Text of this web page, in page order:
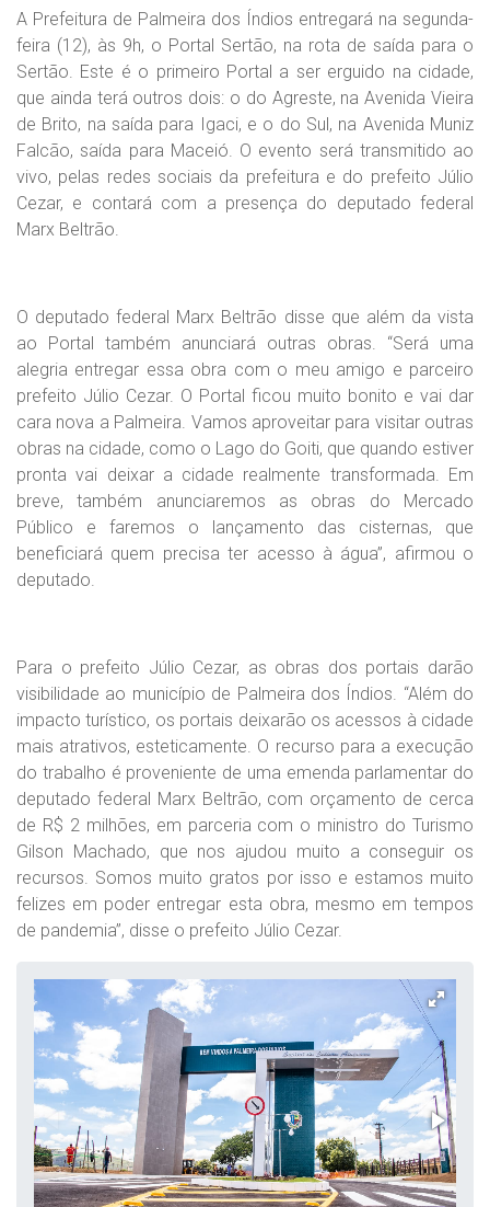
A Prefeitura de Palmeira dos Índios entregará na segunda-
feira (12), às 9h, o Portal Sertão, na rota de saída para o
Sertão. Este é o primeiro Portal a ser erguido na cidade,
que ainda terá outros dois: o do Agreste, na Avenida Vieira
de Brito, na saída para Igaci, e o do Sul, na Avenida Muniz
Falcão, saída para Maceió. O evento será transmitido ao
vivo, pelas redes sociais da prefeitura e do prefeito Júlio
Cezar, e contará com a presença do deputado federal
Marx Beltrão.
O deputado federal Marx Beltrão disse que além da vista
ao Portal também anunciará outras obras. “Será uma
alegria entregar essa obra com o meu amigo e parceiro
prefeito Júlio Cezar. O Portal ficou muito bonito e vai dar
cara nova a Palmeira. Vamos aproveitar para visitar outras
obras na cidade, como o Lago do Goiti, que quando estiver
pronta vai deixar a cidade realmente transformada. Em
breve, também anunciaremos as obras do Mercado
Público e faremos o lançamento das cisternas, que
beneficiará quem precisa ter acesso à água”, afirmou o
deputado.
Para o prefeito Júlio Cezar, as obras dos portais darão
visibilidade ao município de Palmeira dos Índios. “Além do
impacto turístico, os portais deixarão os acessos à cidade
mais atrativos, esteticamente. O recurso para a execução
do trabalho é proveniente de uma emenda parlamentar do
deputado federal Marx Beltrão, com orçamento de cerca
de R$ 2 milhões, em parceria com o ministro do Turismo
Gilson Machado, que nos ajudou muito a conseguir os
recursos. Somos muito gratos por isso e estamos muito
felizes em poder entregar esta obra, mesmo em tempos
de pandemia”, disse o prefeito Júlio Cezar.